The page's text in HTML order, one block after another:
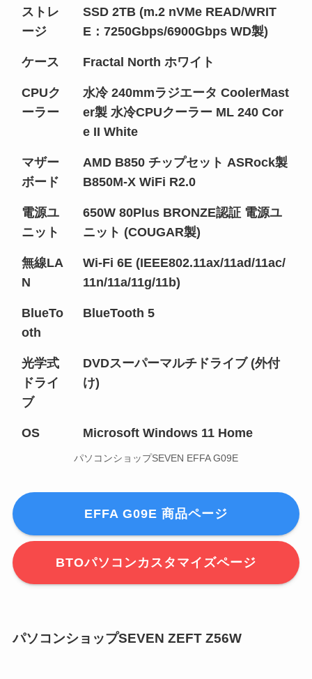
ストレ
ージ
SSD 2TB (m.2 nVMe READ/WRIT
E：7250Gbps/6900Gbps WD製)
ケース Fractal North ホワイト
CPUク
ーラー
水冷 240mmラジエータ CoolerMast
er製 水冷CPUクーラー ML 240 Cor
e II White
マザー
ボード
AMD B850 チップセット ASRock製
B850M-X WiFi R2.0
電源ユ
ニット
650W 80Plus BRONZE認証 電源ユ
ニット (COUGAR製)
無線LA
N
Wi-Fi 6E (IEEE802.11ax/11ad/11ac/
11n/11a/11g/11b)
BlueTo
oth
BlueTooth 5
光学式
ドライ
ブ
DVDスーパーマルチドライブ (外付
け)
OS Microsoft Windows 11 Home
パソコンショップSEVEN EFFA G09E
EFFA G09E 商品ページ
BTOパソコンカスタマイズページ
パソコンショップSEVEN ZEFT Z56W